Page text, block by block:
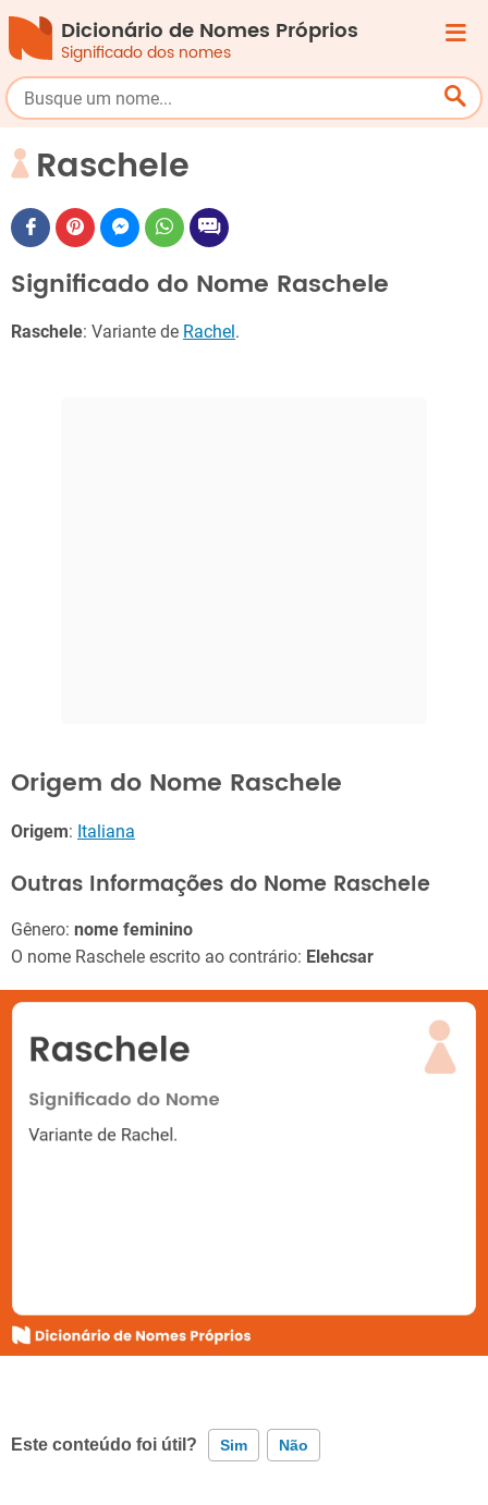
Dicionário de Nomes Próprios
Significado dos nomes
Raschele
Significado do Nome Raschele
Raschele: Variante de Rachel .
Origem do Nome Raschele
Origem: Italiana
Outras Informações do Nome Raschele
Gênero: nome feminino
O nome Raschele escrito ao contrário: Elehcsar
Este conteúdo foi útil? Sim Não